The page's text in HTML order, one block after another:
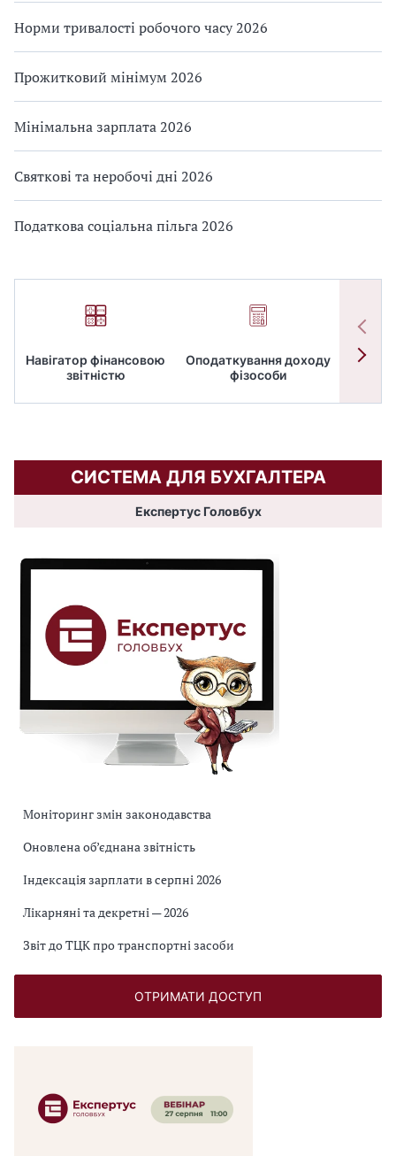
Норми тривалості робочого часу 2026
Прожитковий мінімум 2026
Мінімальна зарплата 2026
Святкові та неробочі дні 2026
Податкова соціальна пільга 2026
Навігатор фінансовою
звітністю
Оподаткування доходу
фізособи
СИСТЕМА ДЛЯ БУХГАЛТЕРА
Експертус Головбух
Моніторинг змін законодавства
Оновлена об’єднана звітність
Індексація зарплати в серпні 2026
Лікарняні та декретні — 2026
Звіт до ТЦК про транспортні засоби
ОТРИМАТИ ДОСТУП